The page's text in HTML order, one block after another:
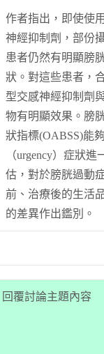
作者指出，即使使
神經抑制劑，部份
患者仍然有明顯膀
狀。對這些患者，
型交感神經抑制劑
物有明顯效果。膀
狀指標(OABSS)能
（urgency）症狀進
估，對於膀胱過動
前、治療後的生活
的差異作出鑑別。
回覆討論主題內容